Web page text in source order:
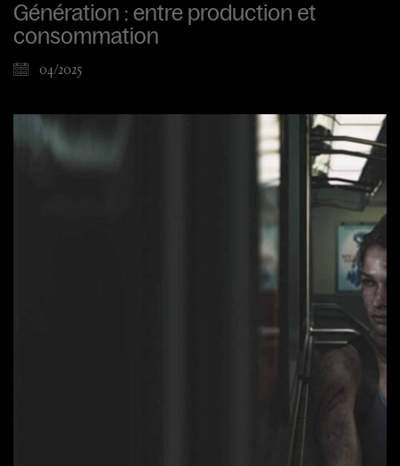
Génération : entre production et
consommation
04/2025